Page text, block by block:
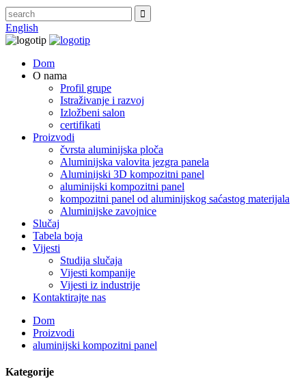
English
Dom
O nama
Profil grupe
Istraživanje i razvoj
Izložbeni salon
certifikati
Proizvodi
čvrsta aluminijska ploča
Aluminijska valovita jezgra panela
Aluminijski 3D kompozitni panel
aluminijski kompozitni panel
kompozitni panel od aluminijskog saćastog materijala
Aluminijske zavojnice
Slučaj
Tabela boja
Vijesti
Studija slučaja
Vijesti kompanije
Vijesti iz industrije
Kontaktirajte nas
Dom
Proizvodi
aluminijski kompozitni panel
Kategorije